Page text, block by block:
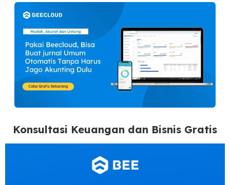
Konsultasi Keuangan dan Bisnis Gratis